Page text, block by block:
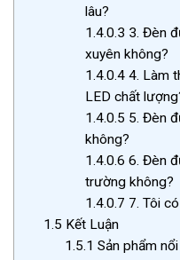
lâu?
1.4.0.3 3. Đèn
xuyên không?
1.4.0.44. Làm
LED chất
1.4.0.5 5. Đèn
không?
1.4.0.6 6. Đèn
trường không?
1.4.0.7 7. Tôi
1.5 Kết Luận
1.5.1 Sản phẩm